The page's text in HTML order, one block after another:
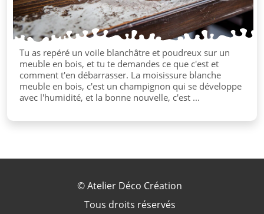
Tu as repéré un voile blanchâtre et poudreux sur un
meuble en bois, et tu te demandes ce que c'est et
comment t'en débarrasser. La moisissure blanche
meuble en bois, c'est un champignon qui se développe
avec l'humidité, et la bonne nouvelle, c'est ...
©Atelier Déco Création
Tous droits réservés